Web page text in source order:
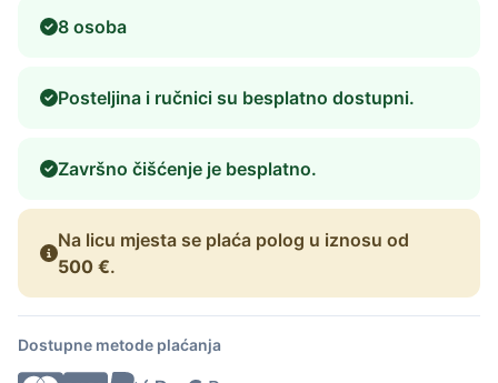
8 osoba
Posteljina i ručnici su besplatno dostupni.
Završno čišćenje je besplatno.
Na licu mjesta se plaća polog u iznosu od
500 €.
Dostupne metode plaćanja